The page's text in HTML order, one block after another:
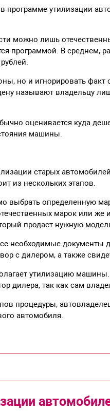
программе утилизации
можно лишь
программой. В среднем,
но и игнорировать факт
называют владельцу
оценивается куда
машины.
старых
из нескольких этапов.
выбрать определенную
марок или же
продаст нужную
необходимые документы
с дилером, а также
утилизацию машины.
дилера, так как сам
процедуры,
автомобиля.